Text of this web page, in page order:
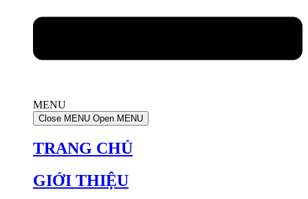
MENU
Close MENU Open MENU
TRANG CHỦ
GIỚI THIỆU